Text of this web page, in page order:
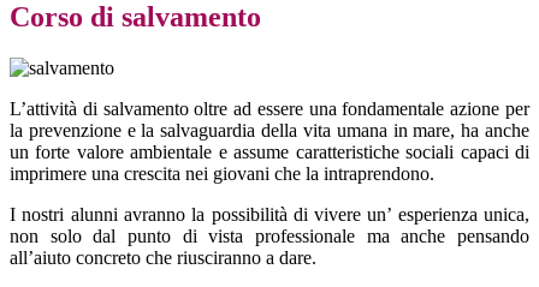
Corso di salvamento
L’attività di salvamento oltre ad essere una fondamentale azione per
la prevenzione e la salvaguardia della vita umana in mare, ha anche
un forte valore ambientale e assume caratteristiche sociali capaci di
imprimere una crescita nei giovani che la intraprendono.
I nostri alunni avranno la possibilità di vivere un’ esperienza unica,
non solo dal punto di vista professionale ma anche pensando
all’aiuto concreto che riusciranno a dare.